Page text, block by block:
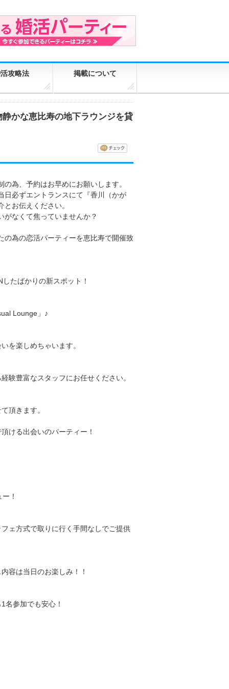
攻略法 掲載について
かな恵比寿の地下ラウンジを貸
為、予約はお早めにお願いします。
日必ずエントランスにて『香川（かが
とお伝えください。
がなくて焦っていませんか？
の為の恋活パーティーを恵比寿で開催致
したばかりの新スポット！
Lounge」♪
を楽しめちゃいます。
験豊富なスタッフにお任せください。
頂きます。
ける出会いのパーティー！
！
ェ方式で取りに行く手間なしでご提供
容は当日のお楽しみ！！
名参加でも安心！